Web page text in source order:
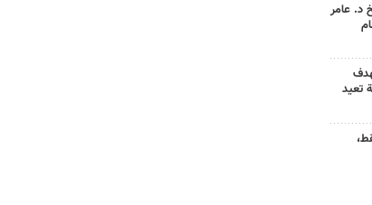
د. عامر
تعيد